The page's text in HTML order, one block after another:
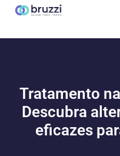
o
Tratamento
Descubra
eficazes